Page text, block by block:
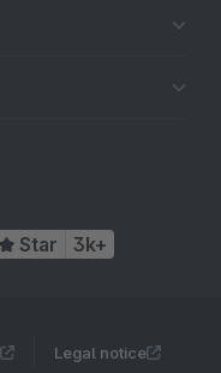
Star 3k+
Legal notice